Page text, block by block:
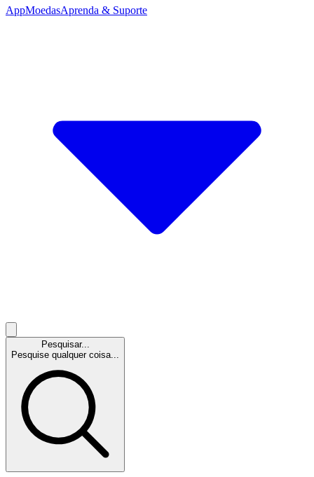
AppMoedasAprenda & Suporte
Pesquisar...
Pesquise qualquer coisa...